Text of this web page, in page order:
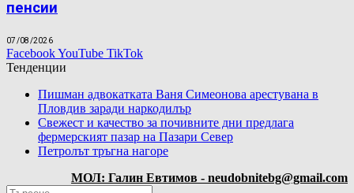
пенсии
07/08/2026
FacebookYouTube TikTok
Тенденции
Пишман адвокатката Ваня Симеонова арестувана в
Пловдив заради наркодилър
Свежест и качество за почивните дни предлага
фермерският пазар на Пазари Север
Петролът тръгна нагоре
МОЛ: Галин Евтимов - neudobnitebg@gmail.com